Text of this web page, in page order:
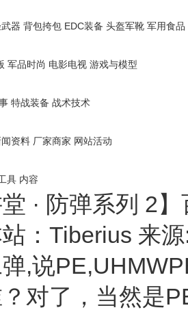
器 背包挎包 EDC装备 头盔军靴 军用食品
军品时尚 电影电视 游戏与模型
特战装备 战术技术
闻资料 厂家商家 网站活动
具 内容
堂 · 防弹系列
：Tiberius 来
,说
对了，当然是